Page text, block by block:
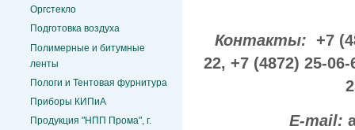
Оргстекло
Подготовка воздуха
Полимерные и битумные
ленты
Пологи и Тентовая фурнитура
Приборы КИПиА
Продукция "НПП Прома", г.
Контакты: +7
22, +7 (4872) 25-
E-mail: